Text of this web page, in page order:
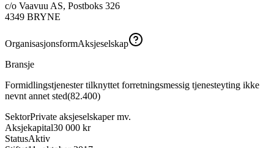
c/o Vaavuu AS, Postboks 326
4349 BRYNE
OrganisasjonsformAksjeselskap
Bransje
Formidlingstjenester tilknyttet forretningsmessig tjenesteyting ikke
nevnt annet sted(82.400)
SektorPrivate aksjeselskaper mv.
Aksjekapital30 000 kr
StatusAktiv